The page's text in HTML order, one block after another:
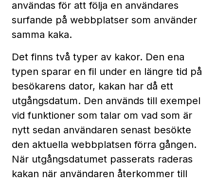
användas för att följa en användares
surfande på webbplatser som använder
samma kaka.
Det finns två typer av kakor. Den ena
typen sparar en fil under en längre tid på
besökarens dator, kakan har då ett
utgångsdatum. Den används till exempel
vid funktioner som talar om vad som är
nytt sedan användaren senast besökte
den aktuella webbplatsen förra gången.
När utgångsdatumet passerats raderas
kakan när användaren återkommer till